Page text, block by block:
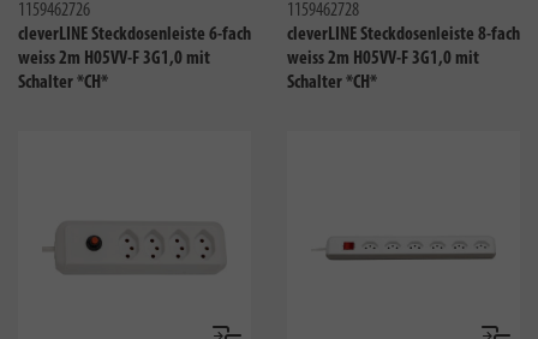
1159462726
cleverLINE Steckdosenleiste 6-fach
weiss 2m H05VV-F 3G1,0 mit
Schalter *CH*
1159462728
cleverLINE Steckdosenleiste 8-fach
weiss 2m H05VV-F 3G1,0 mit
Schalter *CH*